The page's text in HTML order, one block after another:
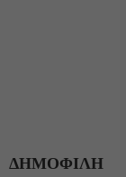
ΔΗΜΟΦΙΛΗ